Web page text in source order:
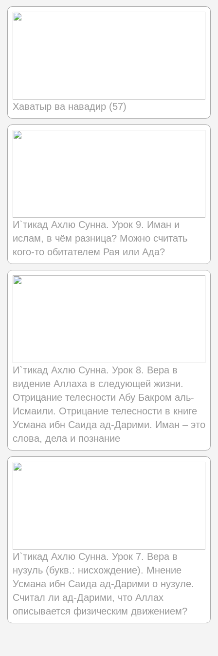
Хаватыр ва навадир (57)
И`тикад Ахлю Сунна. Урок 9. Иман и
ислам, в чём разница? Можно считать
кого-то обитателем Рая или Ада?
И`тикад Ахлю Сунна. Урок 8. Вера в
видение Аллаха в следующей жизни.
Отрицание телесности Абу Бакром аль-
Исмаили. Отрицание телесности в книге
Усмана ибн Саида ад-Дарими. Иман – это
слова, дела и познание
И`тикад Ахлю Сунна. Урок 7. Вера в
нузуль (букв.: нисхождение). Мнение
Усмана ибн Саида ад-Дарими о нузуле.
Считал ли ад-Дарими, что Аллах
описывается физическим движением?